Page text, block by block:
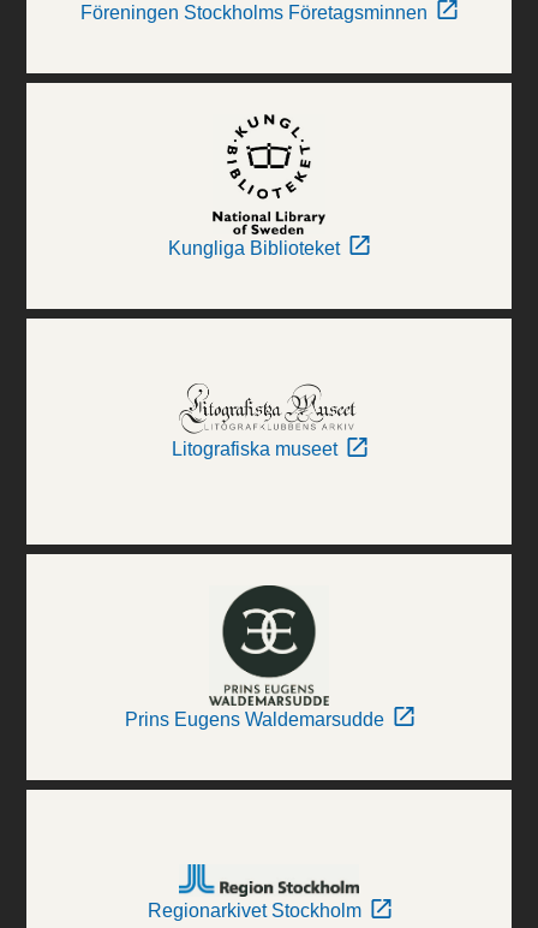
Föreningen Stockholms Företagsminnen
Kungliga Biblioteket
Litografiska museet
Prins Eugens Waldemarsudde
Regionarkivet Stockholm